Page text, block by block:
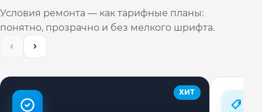
Условия ремонта — как тарифные планы:
понятно, прозрачно и без мелкого шрифта.
ХИТ